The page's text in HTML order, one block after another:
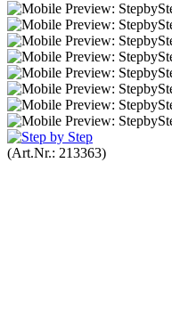
(Art.Nr.: 213363)